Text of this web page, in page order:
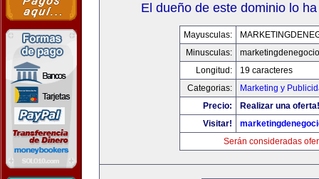
El dueño de este dominio lo
Mayusculas:
Minusculas:
Longitud:
19 caracteres
Categorias:
Marketing y
Precio:
Realizar una oferta!
Visitar!
Serán consideradas